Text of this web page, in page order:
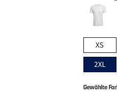
XS
2XL
Gewählte